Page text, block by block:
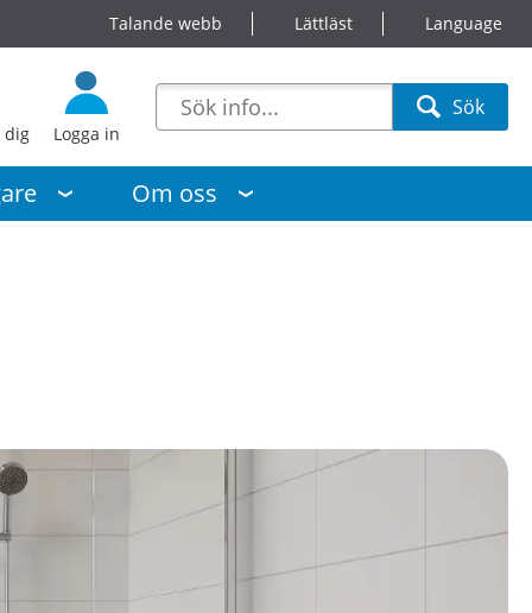
Talande webb Lättläst Language
dig Logga in
sökförslag Sök
Sök
Om oss